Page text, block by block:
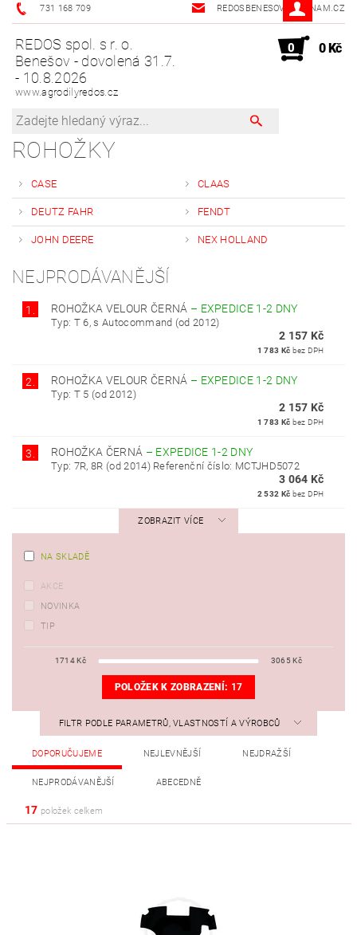
731 168 709 REDOSBENESOV@SEZNAM.CZ
REDOS spol. s r. o.
Benešov - dovolená 31.7.
- 10.8.2026
www.agrodilyredos.cz
0 0 Kč
ROHOŽKY
CASE CLAAS
DEUTZ FAHR FENDT
JOHN DEERE NEX HOLLAND
NEJPRODÁVANĚJŠÍ
1. ROHOŽKA VELOUR ČERNÁ – EXPEDICE 1-2 DNY
Typ: T 6, s Autocommand (od 2012)
2 157 Kč
1 783 Kč bez DPH
2. ROHOŽKA VELOUR ČERNÁ – EXPEDICE 1-2 DNY
Typ: T 5 (od 2012)
2 157 Kč
1 783 Kč bez DPH
3. ROHOŽKA ČERNÁ – EXPEDICE 1-2 DNY
Typ: 7R, 8R (od 2014) Referenční číslo: MCTJHD5072
3 064 Kč
2 532 Kč bez DPH
ZOBRAZIT VÍCE
NA SKLADĚ
AKCE
NOVINKA
TIP
1714Kč 3065Kč
POLOŽEK K ZOBRAZENÍ: 17
FILTR PODLE PARAMETRŮ, VLASTNOSTÍ A VÝROBCŮ
DOPORUČUJEME NEJLEVNĚJŠÍ NEJDRAŽŠÍ
NEJPRODÁVANĚJŠÍ ABECEDNĚ
17 položek celkem